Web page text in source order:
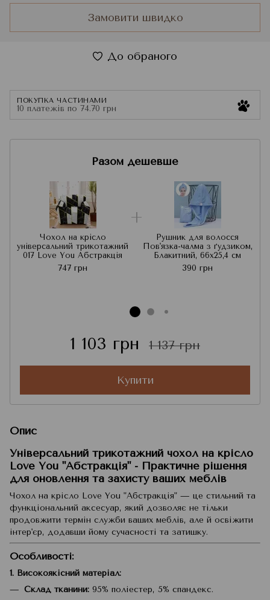
Замовити швидко
До обраного
ПОКУПКА ЧАСТИНАМИ
10 платежів по 74.70 грн
Разом дешевше
Чохол на крісло
універсальний трикотажний
017 Love You Абстракція
747 грн
Рушник для волосся
Пов'язка-чалма з ґудзиком,
Блакитний, 66x25,4 см
390 грн
1 103 грн 1 137 грн
Купити
Опис
Універсальний трикотажний чохол на крісло
Love You "Абстракція" - Практичне рішення
для оновлення та захисту ваших меблів
Чохол на крісло Love You "Абстракція" — це стильний та
функціональний аксесуар, який дозволяє не тільки
продовжити термін служби ваших меблів, але й освіжити
інтер'єр, додавши йому сучасності та затишку.
Особливості:
1. Високоякісний матеріал:
Склад тканини: 95% поліестер, 5% спандекс.